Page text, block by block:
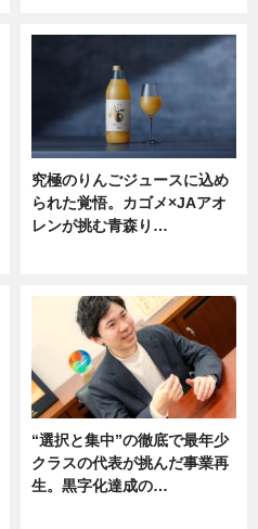
究極のりんごジュースに込め
られた覚悟。カゴメ×JAアオ
レンが挑む青森り…
“選択と集中”の徹底で最年少
クラスの代表が挑んだ事業再
生。黒字化達成の…